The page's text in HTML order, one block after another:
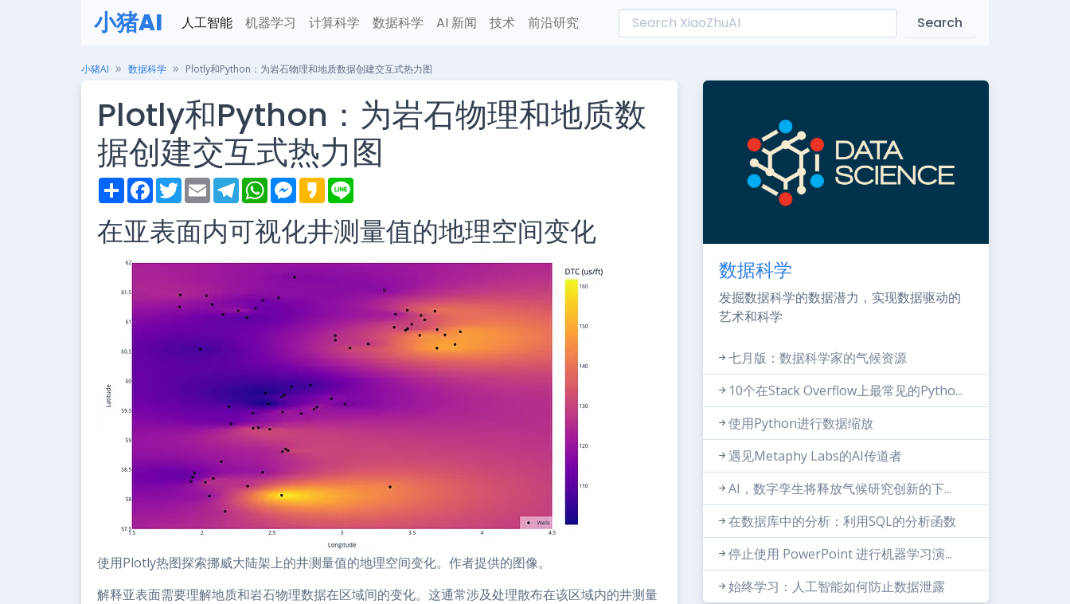
小猪AI 人工智能 机器学习 计算科学 数据科学 AI 新闻 技术 前沿研究 Search
小猪AI 数据科学 Plotly和Python：为岩石物理和地质数据创建交互式热力图
Plotly和Python：为岩石物理和地质数
据创建交互式热力图
S
h
r
e
F
a
e
b
o
o
T
w
t
t
e
r
E
m
i
l
T
e
e
g
r
a
W
h
t
s
A
p
M
e
s
e
n
g
K
a
a
o
e
在亚表面内可视化井测量值的地理空间变化
使用Plotly热图探索挪威大陆架上的井测量值的地理空间变化。作者提供的图像。
解释亚表面需要理解地质和岩石物理数据在区域间的变化。这通常涉及处理散布在该区域内的井测量
数据科学
发掘数据科学的数据潜力，实现数据驱动的
艺术和科学
七月版：数据科学家的气候资源
10个在Stack Overflow上最常见的Pytho...
使用Python进行数据缩放
遇见Metaphy Labs的AI传道者
AI，数字孪生将释放气候研究创新的下...
在数据库中的分析：利用SQL的分析函数
停止使用 PowerPoint 进行机器学习演...
始终学习：人工智能如何防止数据泄露